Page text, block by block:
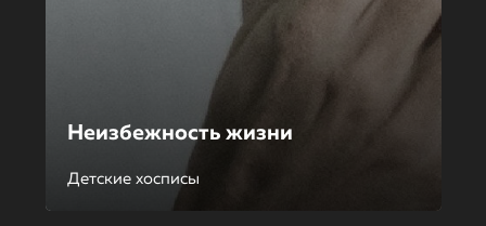
Неизбежность жизни
Детские хосписы